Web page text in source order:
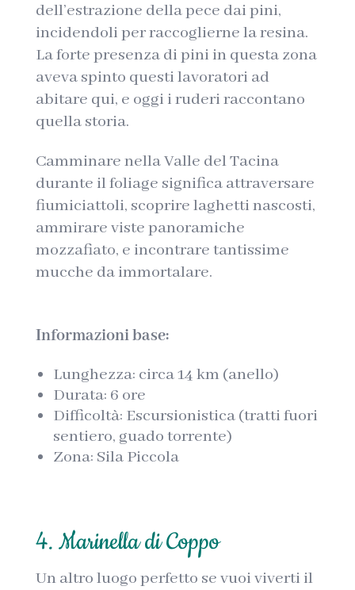
dell’estrazione della pece dai pini,
incidendoli per raccoglierne la resina.
La forte presenza di pini in questa zona
aveva spinto questi lavoratori ad
abitare qui, e oggi i ruderi raccontano
quella storia.
Camminare nella Valle del Tacina
durante il foliage significa attraversare
fiumiciattoli, scoprire laghetti nascosti,
ammirare viste panoramiche
mozzafiato, e incontrare tantissime
mucche da immortalare.
Informazioni base:
Lunghezza: circa 14 km (anello)
Durata: 6 ore
Difficoltà: Escursionistica (tratti fuori
sentiero, guado torrente)
Zona: Sila Piccola
4. Marinella di Coppo
Un altro luogo perfetto se vuoi viverti il